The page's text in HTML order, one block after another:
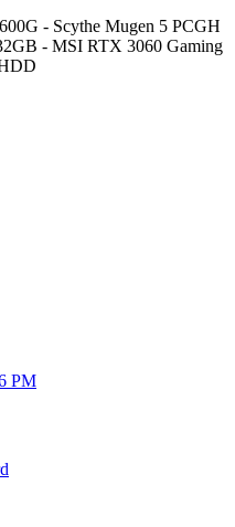
- Scythe Mugen 5 PCGH
- MSI RTX 3060 Gaming
PM